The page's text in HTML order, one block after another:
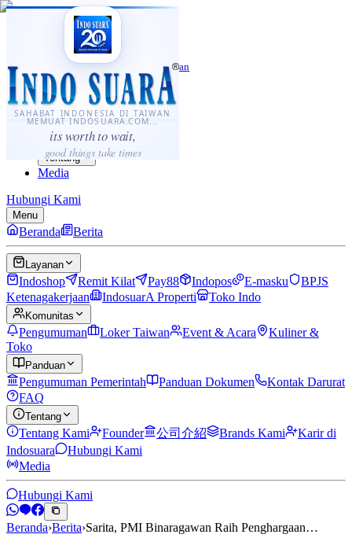
SAHABAT INDONESIA DI TAIWAN
MEMUAT INDOSUARA.COM...
its worth to wait,
good things take times
·...
⌘K
Sahabat Indonesia di Taiwan
Berita
Layanan
Komunitas
Panduan
Tentang
Media
Hubungi Kami
Menu
Beranda Berita
Layanan
Indoshop Remit Kilat Pay88 Indopos E-masku
BPJS
Ketenagakerjaan
IndosuarA Properti Toko Indo
Komunitas
Pengumuman Loker Taiwan Event & Acara
Kuliner &
Toko
Panduan
Pengumuman Pemerintah Panduan Dokumen
Kontak Darurat
FAQ
Tentang
Tentang Kami Founder 公司介紹 Brands Kami
Karir di
Indosuara
Hubungi Kami
Media
Hubungi Kami
Beranda›Berita›Sarita, PMI Binaragawan Raih Penghargaan…